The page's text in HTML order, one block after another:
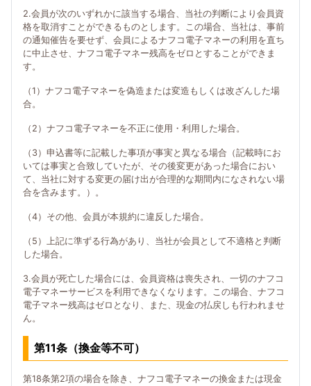
2.会員が次のいずれかに該当する場合、当社の判断により会員資
格を取消すことができるものとします。この場合、当社は、事前
の通知催告を要せず、会員によるナフコ電子マネーの利用を直ち
に中止させ、ナフコ電子マネー残高をゼロとすることができま
す。
（1）ナフコ電子マネーを偽造または変造もしくは改ざんした場
合。
（2）ナフコ電子マネーを不正に使用・利用した場合。
（3）申込書等に記載した事項が事実と異なる場合（記載時にお
いては事実と合致していたが、その後変更があった場合におい
て、当社に対する変更の届け出が合理的な期間内になされない場
合を含みます。）。
（4）その他、会員が本規約に違反した場合。
（5）上記に準ずる行為があり、当社が会員として不適格と判断
した場合。
3.会員が死亡した場合には、会員資格は喪失され、一切のナフコ
電子マネーサービスを利用できなくなります。この場合、ナフコ
電子マネー残高はゼロとなり、また、現金の払戻しも行われませ
ん。
第11条（換金等不可）
第18条第2項の場合を除き、ナフコ電子マネーの換金または現金